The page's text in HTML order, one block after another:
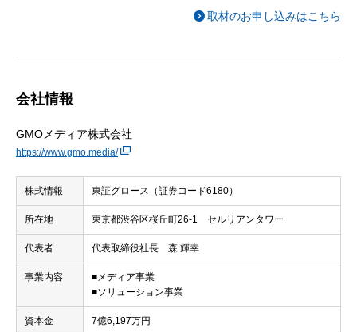
取材のお申し込みはこちら
会社情報
GMOメディア株式会社
https://www.gmo.media/
株式情報 東証グロース（証券コード6180）
所在地 東京都渋谷区桜丘町26-1 セルリアンタワー
代表者 代表取締役社長 森 輝幸
事業内容
■メディア事業
■ソリューション事業
資本金 7億6,197万円